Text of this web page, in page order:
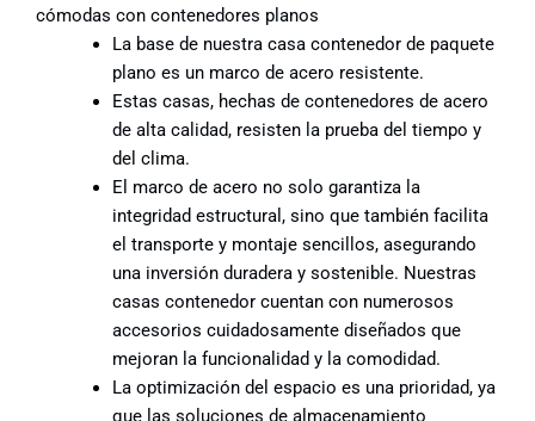
cómodas con contenedores planos
La base de nuestra casa contenedor de paquete
plano es un marco de acero resistente.
Estas casas, hechas de contenedores de acero
de alta calidad, resisten la prueba del tiempo y
del clima.
El marco de acero no solo garantiza la
integridad estructural, sino que también facilita
el transporte y montaje sencillos, asegurando
una inversión duradera y sostenible. Nuestras
casas contenedor cuentan con numerosos
accesorios cuidadosamente diseñados que
mejoran la funcionalidad y la comodidad.
La optimización del espacio es una prioridad, ya
que las soluciones de almacenamiento